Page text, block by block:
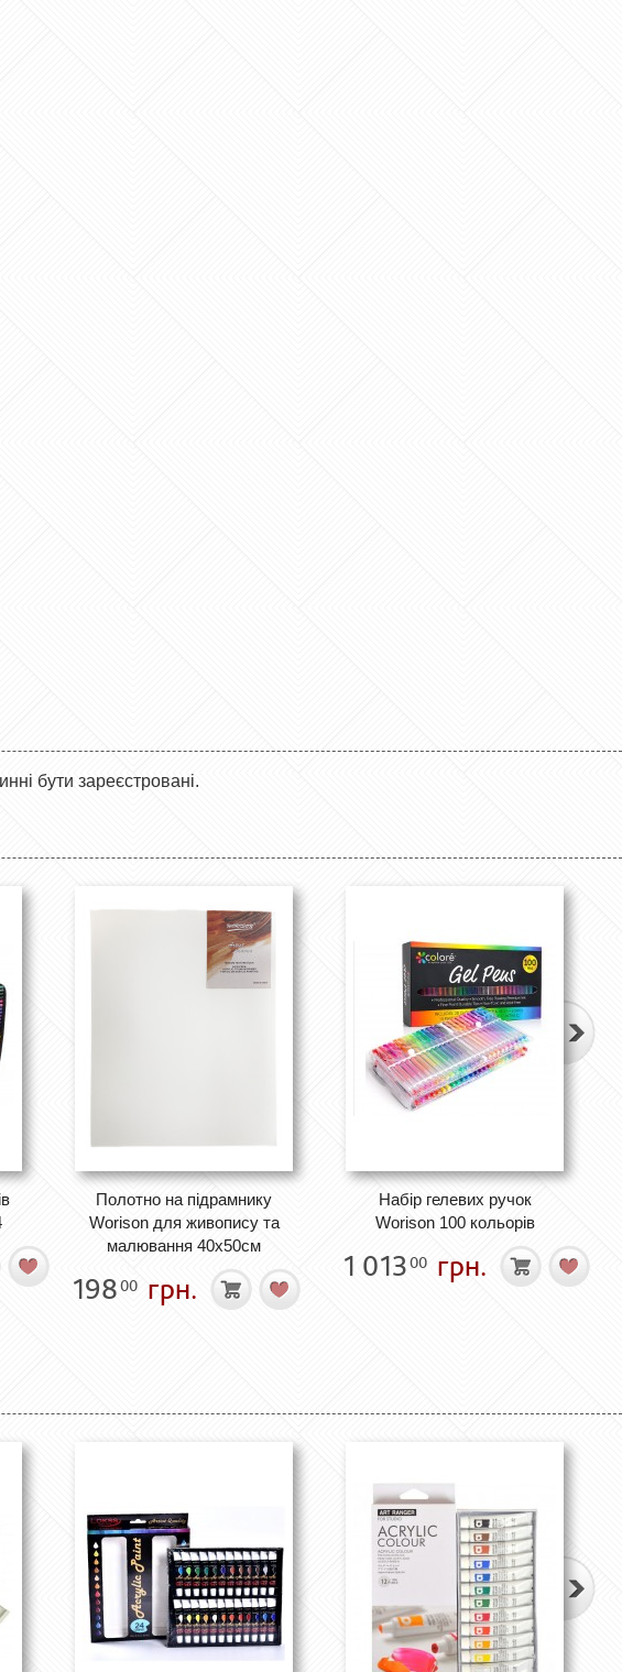
бути зареєстровані.
Полотно на підрамнику
Worison для живопису та
малювання 40х50см
19800 грн.
Набір гелевих ручок
Worison 100 кольорів
1 01300 грн.